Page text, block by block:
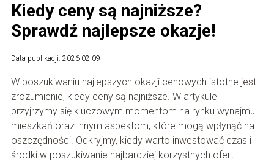
Kiedy ceny są najniższe?
Sprawdź najlepsze okazje!
Data publikacji: 2026-02-09
W poszukiwaniu najlepszych okazji cenowych istotne jest
zrozumienie, kiedy ceny są najniższe. W artykule
przyjrzymy się kluczowym momentom na rynku wynajmu
mieszkań oraz innym aspektom, które mogą wpłynąć na
oszczędności. Odkryjmy, kiedy warto inwestować czas i
środki w poszukiwanie najbardziej korzystnych ofert.